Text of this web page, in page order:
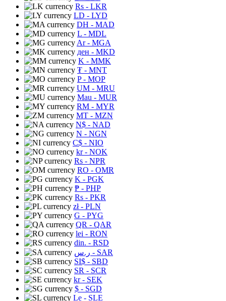
Rs - LKR
LD - LYD
DH - MAD
L - MDL
Ar- MGA
ден - MKD
K - MMK
₮ - MNT
P- MOP
UM - MRU
Mau - MUR
RM - MYR
MT - MZN
N$ - NAD
N - NGN
C$ - NIO
kr- NOK
Rs - NPR
RO - OMR
K - PGK
₱ - PHP
Rs - PKR
zł- PLN
G - PYG
QR - QAR
lei - RON
din. - RSD
ر.س - SAR
SI$ - SBD
SR - SCR
kr- SEK
$ - SGD
Le - SLE